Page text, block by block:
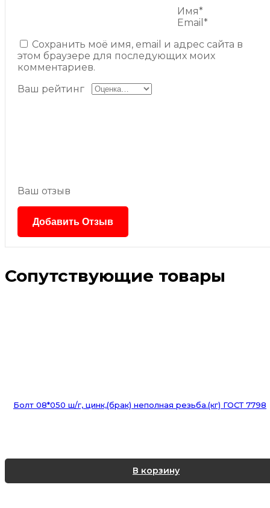
Имя*
Email*
Сохранить моё имя, email и адрес сайта в
этом браузере для последующих моих
комментариев.
Ваш рейтинг
Ваш отзыв
Сопутствующие товары
Болт 08*050 ш/г, цинк,(брак) неполная резьба.(кг) ГОСТ 7798
В корзину